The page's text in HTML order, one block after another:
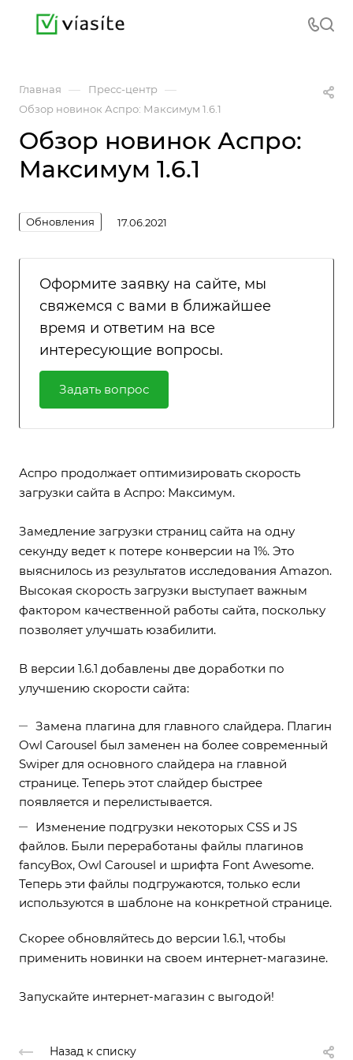
Главная — Пресс-центр —
Обзор новинок Аспро: Максимум 1.6.1
Обзор новинок Аспро:
Максимум 1.6.1
Обновления 17.06.2021
Оформите заявку на сайте, мы
свяжемся с вами в ближайшее
время и ответим на все
интересующие вопросы.
Задать вопрос
Аспро продолжает оптимизировать скорость
загрузки сайта в Аспро: Максимум.
Замедление загрузки страниц сайта на одну
секунду ведет к потере конверсии на 1%. Это
выяснилось из результатов исследования Amazon.
Высокая скорость загрузки выступает важным
фактором качественной работы сайта, поскольку
позволяет улучшать юзабилити.
В версии 1.6.1 добавлены две доработки по
улучшению скорости сайта:
Замена плагина для главного слайдера. Плагин
Owl Carousel был заменен на более современный
Swiper для основного слайдера на главной
странице. Теперь этот слайдер быстрее
появляется и перелистывается.
Изменение подгрузки некоторых CSS и JS
файлов. Были переработаны файлы плагинов
fancyBox, Owl Carousel и шрифта Font Awesome.
Теперь эти файлы подгружаются, только если
используются в шаблоне на конкретной странице.
Скорее обновляйтесь до версии 1.6.1, чтобы
применить новинки на своем интернет-магазине.
Запускайте интернет-магазин с выгодой!
Назад к списку